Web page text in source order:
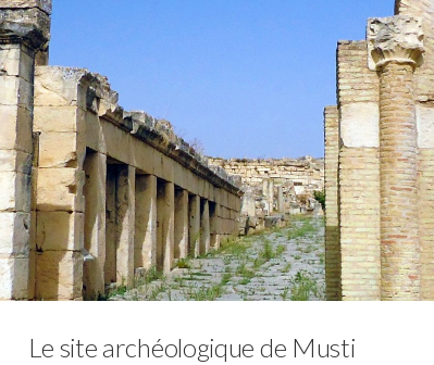
Culture, Patrimoine, Tunisie byzantine, Tunisie romaine
Le site archéologique de Musti